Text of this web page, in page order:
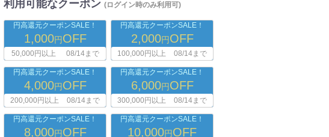
利用可能なクーポン (ログイン時のみ利用可)
円高還元クーポンSALE！
1,000円OFF
50,000円以上 08/14まで
円高還元クーポンSALE！
2,000円OFF
100,000円以上 08/14まで
円高還元クーポンSALE！
4,000円OFF
200,000円以上 08/14まで
円高還元クーポンSALE！
6,000円OFF
300,000円以上 08/14まで
円高還元クーポンSALE！
8,000円OFF
円高還元クーポンSALE！
10,000円OFF